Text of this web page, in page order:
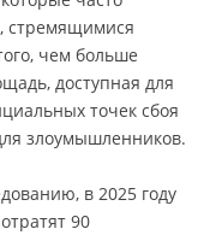
стремящимися
чем больше
доступная для
точек сбоя
злоумышленников.
в 2025 году
90